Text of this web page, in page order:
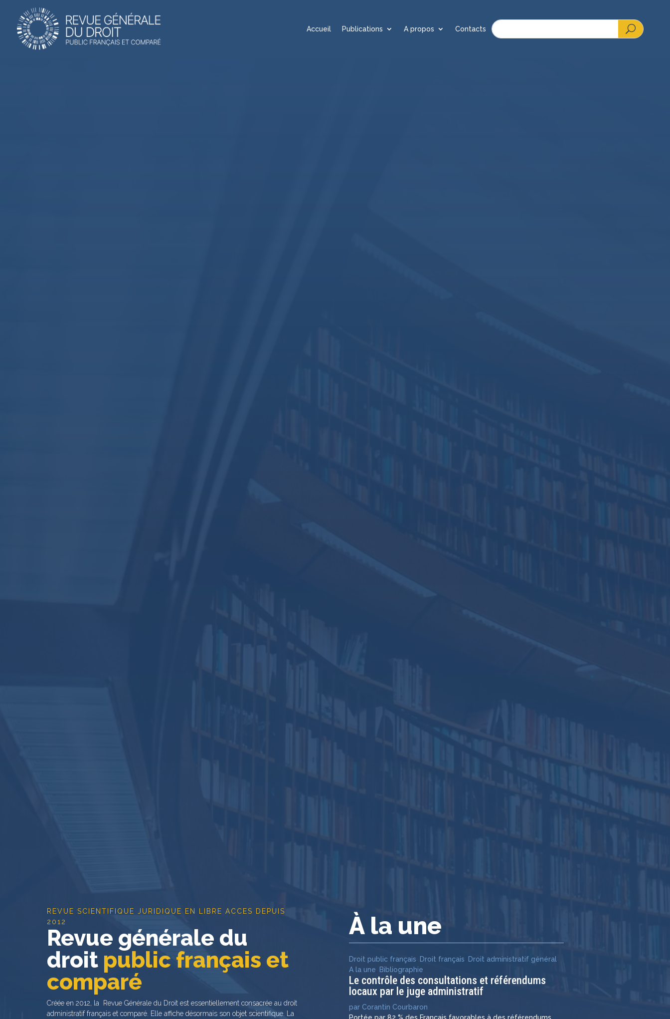
Accueil Publications A propos Contacts
REVUE SCIENTIFIQUE JURIDIQUE EN LIBRE ACCES DEPUIS
2012
Revue générale du
droit public français et
comparé
Créée en 2012, la Revue Générale du Droit est essentiellement consacrée au droit
administratif français et comparé. Elle affiche désormais son objet scientifique. La
À la une
Droit public français Droit français Droit administratif général
A la une
Bibliographie
Le contrôle des consultations et référendums
locaux par le juge administratif
par Corantin Courbaron